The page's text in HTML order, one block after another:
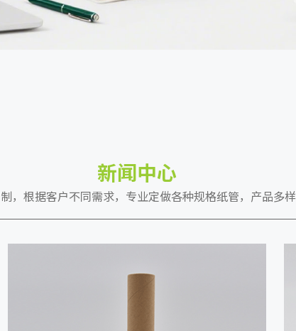
新闻中心
，根据客户不同需求，专业定做各种规格纸管，产品多